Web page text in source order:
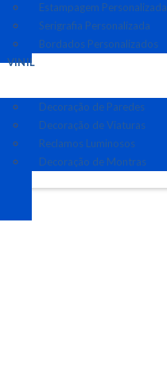
Estampagem Personalizada
Serigrafia Personalizada
Bordados Personalizados
VINIL
Decoração de Paredes
Decoração de Viaturas
Reclamos Luminosos
Decoração de Montras